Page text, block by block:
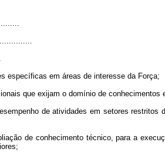
específicas em áreas de interesse da Força;
que exijam o domínio de
de atividades em setores
de conhecimento técnico, para a